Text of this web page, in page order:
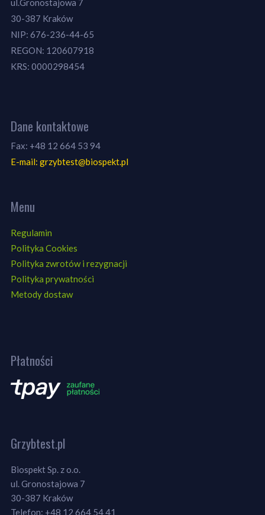
ul.Gronostajowa 7
30-387 Kraków
NIP: 676-236-44-65
REGON: 120607918
KRS: 0000298454
Dane kontaktowe
Fax: +48 12 664 53 94
E-mail: grzybtest@biospekt.pl
Menu
Regulamin
Polityka Cookies
Polityka zwrotów i rezygnacji
Polityka prywatności
Metody dostaw
Płatności
Grzybtest.pl
Biospekt Sp. z o.o.
ul. Gronostajowa 7
30-387 Kraków
Telefon: +48 12 664 54 41